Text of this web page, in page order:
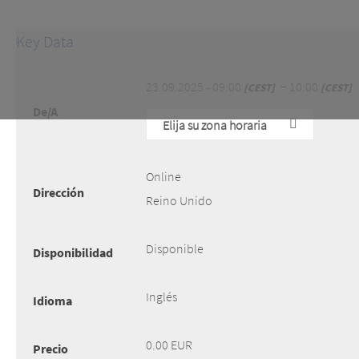
Key Data
De/A
Elija su zona horaria
Dirección
Online
Reino Unido
Disponibilidad Disponible
Idioma Inglés
Precio 0.00 EUR